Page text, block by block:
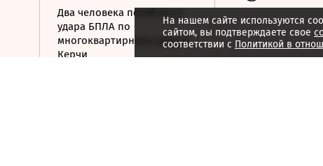
Два человека погибли от
удара БПЛА по
многоквартирному дому в
Керчи
На нашем сайте используются
сайтом, вы подтверждаете свое
соответствии с Политикой в